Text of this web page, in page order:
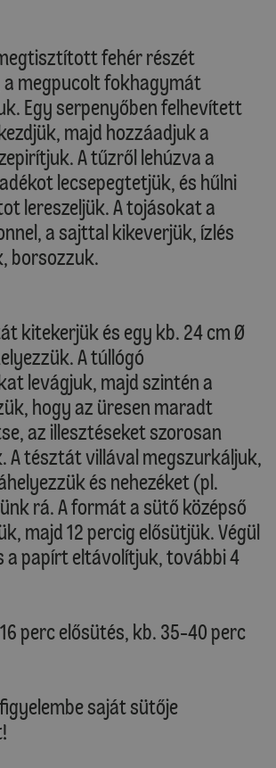
fehér részét
megpucolt fokhagymát
Egy serpenyőben felhevített
majd hozzáadjuk a
A tűzről lehúzva a
lecsepegtetjük, és hűlni
lereszeljük. A tojásokat a
a sajttal kikeverjük, ízlés
borsozzuk.
kitekerjük és egy kb. 24 cm Ø
A túllógó
levágjuk, majd szintén a
hogy az üresen maradt
az illesztéseket szorosan
A tésztát villával megszurkáljuk,
és nehezéket (pl.
rá. A formát a sütő középső
majd 12 percig elősütjük. Végül
a papírt eltávolítjuk, további 4
perc elősütés, kb. 35-40 perc
saját sütője